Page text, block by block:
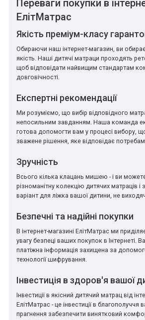
Переваги покупки в
ЕлітМатрас
Якість преміум-класу
Обираючи наш інтернет-магазин, ви
якість. Наші дитячі матраци проходять
щоб відповідати найвищим стандартам
довговічності.
Експертні рекомендації
Ми розуміємо, що вибір відповідного
непосильним завданням. Наша команда
готова допомогти вам у процесі вибору,
зважене рішення, яке відповідає
Зручність
Всього кілька клацань мишею - і ви
різноманітну колекцію дитячих матраців і
варіант для ліжка вашої дитини, не
Безпечні та надійні покупки
В інтернет-магазині ЕлітМатрас ми
увагу безпеці ваших покупок в Інтернеті.
платіжна інформація захищена за
технології шифрування.
Інвестиція в здоров'я вашої
Інвестиції в якісний дитячий матрац від
ЕлітМатрас - це інвестиції в
прагнення забезпечити винятковий